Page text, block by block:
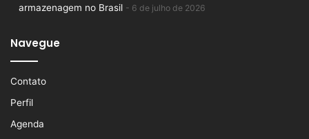
armazenagem no Brasil
6 de julho de 2026
Navegue
Contato
Perfil
Agenda